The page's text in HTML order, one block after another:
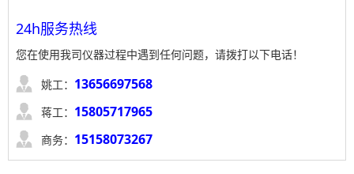
24h服务热线
您在使用我司仪器过程中遇到任何问题，请拨打以下电话！
 姚工： 13656697568

蒋工： 15805717965

商务： 15158073267